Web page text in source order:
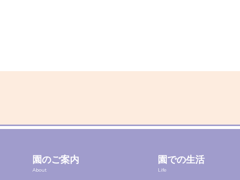
園のご案内
About
園での生活
Life